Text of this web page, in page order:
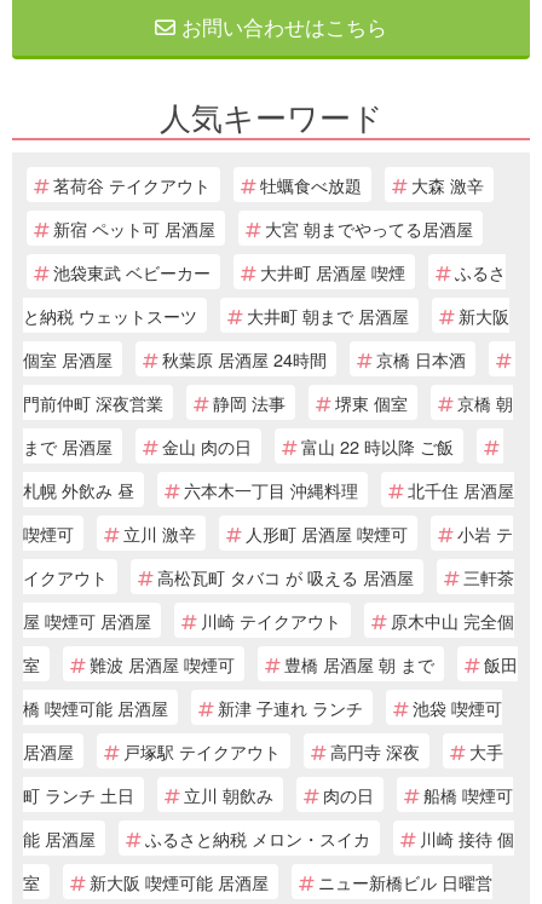
お問い合わせはこちら
人気キーワード
茗荷谷 テイクアウト 牡蠣食べ放題
大森 激辛
新宿 ペット可 居酒屋
大宮 朝までやってる居酒屋
池袋東武 ベビーカー
大井町 居酒屋 喫煙
ふるさ
と納税 ウェットスーツ
大井町 朝まで 居酒屋
新大阪
個室 居酒屋
秋葉原 居酒屋 24時間
京橋 日本酒
門前仲町 深夜営業
静岡 法事 堺東 個室
京橋 朝
まで 居酒屋
金山 肉の日
富山 22 時以降 ご飯
札幌 外飲み 昼
六本木一丁目 沖縄料理
北千住 居酒屋
喫煙可
立川 激辛 人形町 居酒屋 喫煙可
小岩 テ
イクアウト
高松瓦町 タバコ が 吸える 居酒屋
三軒茶
屋 喫煙可 居酒屋
川崎 テイクアウト
原木中山 完全個
室
難波 居酒屋 喫煙可 豊橋 居酒屋 朝 まで
飯田
橋 喫煙可能 居酒屋
新津 子連れ ランチ
池袋 喫煙可
居酒屋
戸塚駅 テイクアウト 高円寺 深夜
大手
町 ランチ 土日
立川 朝飲み 肉の日
船橋 喫煙可
能 居酒屋
ふるさと納税 メロン・スイカ
川崎 接待 個
室
新大阪 喫煙可能 居酒屋 ニュー新橋ビル 日曜営